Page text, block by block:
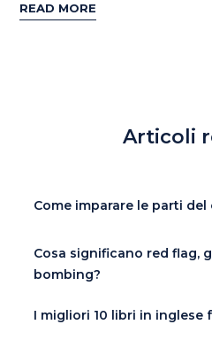
READ MORE
Articoli
Come imparare le parti
Cosa significano red flag,
bombing?
I migliori 10 libri in inglese